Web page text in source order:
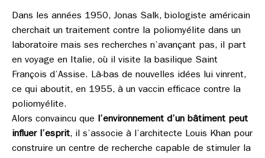
Dans les années 1950, Jonas Salk, biologiste américain
cherchait un traitement contre la poliomyélite dans un
laboratoire mais ses recherches n’avançant pas, il part
en voyage en Italie, où il visite la basilique Saint
François d’Assise. Là-bas de nouvelles idées lui vinrent,
ce qui aboutit, en 1955, à un vaccin efficace contre la
poliomyélite.
Alors convaincu que l’environnement d’un bâtiment peut
influer l’esprit, il s’associe à l’architecte Louis Khan pour
construire un centre de recherche capable de stimuler la